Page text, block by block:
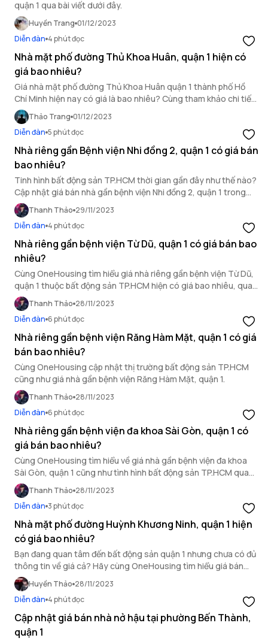
quận 1 qua bài viết dưới đây.
Huyền Trang 01/12/2023
Diễn đàn 4 phút đọc
Nhà mặt phố đường Thủ Khoa Huân, quận 1 hiện có
giá bao nhiêu?
Giá nhà mặt phố đường Thủ Khoa Huân quận 1 thành phố Hồ
Chí Minh hiện nay có giá là bao nhiêu? Cùng tham khảo chi tiết
trong bài viết này của OneHousing.
Thảo Trang 01/12/2023
Diễn đàn 5 phút đọc
Nhà riêng gần Bệnh viện Nhi đồng 2, quận 1 có giá bán
bao nhiêu?
Tinh hình bất động sản TP.HCM thời gian gần đây như thế nào?
Cập nhật giá bán nhà gần bệnh viện Nhi đồng 2, quận 1 trong
bài viết của OneHousing ngay dưới đây.
Thanh Thảo 29/11/2023
Diễn đàn 4 phút đọc
Nhà riêng gần bệnh viện Từ Dũ, quận 1 có giá bán bao
nhiêu?
Cùng OneHousing tìm hiểu giá nhà riêng gần bệnh viện Từ Dũ,
quận 1 thuộc bất động sản TP.HCM hiện có giá bao nhiêu, qua
bài viết dưới đây.
Thanh Thảo 28/11/2023
Diễn đàn 6 phút đọc
Nhà riêng gần bệnh viện Răng Hàm Mặt, quận 1 có giá
bán bao nhiêu?
Cùng OneHousing cập nhật thị trường bất động sản TP.HCM
cũng như giá nhà gần bệnh viện Răng Hàm Mặt, quận 1.
Thanh Thảo 28/11/2023
Diễn đàn 6 phút đọc
Nhà riêng gần bệnh viện đa khoa Sài Gòn, quận 1 có
giá bán bao nhiêu?
Cùng OneHousing tìm hiểu về giá nhà gần bệnh viện đa khoa
Sài Gòn, quận 1 cũng như tình hình bất động sản TP.HCM qua
bài viết bên dưới đây!
Thanh Thảo 28/11/2023
Diễn đàn 3 phút đọc
Nhà mặt phố đường Huỳnh Khương Ninh, quận 1 hiện
có giá bao nhiêu?
Bạn đang quan tâm đến bất động sản quận 1 nhưng chưa có đủ
thông tin về giá cả? Hãy cùng OneHousing tìm hiểu giá bán
nhà mặt phố tại đường Huỳnh Khương Ninh, quận 1 thông qua
bài viết dưới đây để có cái nhìn toàn diện nhất.
Huyền Thảo 28/11/2023
Diễn đàn 4 phút đọc
Cập nhật giá bán nhà nở hậu tại phường Bến Thành,
quận 1